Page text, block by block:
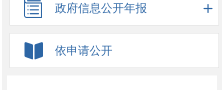
政府信息公开年报
依申请公开